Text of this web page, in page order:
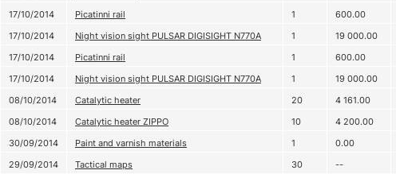
17/10/2014
Picatinni rail 1 600.00
17/10/2014
Night vision sight PULSAR DIGISIGHT N770A 1 19 000.00
17/10/2014
Picatinni rail 1 600.00
17/10/2014
Night vision sight PULSAR DIGISIGHT N770A 1 19 000.00
08/10/2014
Catalytic heater 20 4 161.00
08/10/2014
Catalytic heater ZIPPO 10 4 200.00
30/09/2014
Paint and varnish materials 1 0.00
29/09/2014
Tactical maps 30 --